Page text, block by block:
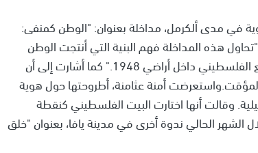
في مدى ألكرمل، مداخلة بعنوان: "الوطن كمنفى:
هذه المداخلة فهم البنية التي أنتجت الوطن
كمنفى والعناصر التي شكلتها، ومسارات تفاعلها وحراكها في الواقع الفلسطيني داخل أراضي 1948." كما أشارت إلى أن
أمنة عثامنة، أطروحتها حول هوية
وقالت أنها اختارت البيت الفلسطيني كنقطة
الشهر الحالي ندوة أخرى في مدينة يافا، بعنوان "خلق